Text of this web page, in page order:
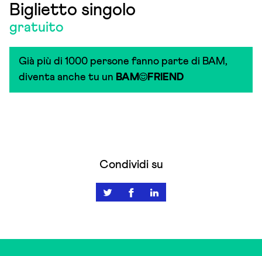
Biglietto singolo
gratuito
Già più di 1000 persone fanno parte di BAM,
diventa anche tu un BAM FRIEND
Condividi su